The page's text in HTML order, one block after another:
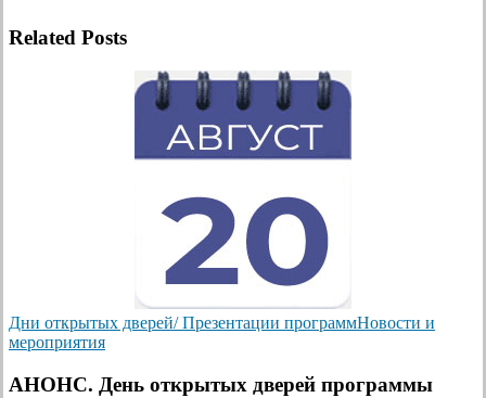
Related Posts
Дни открытых дверей/ Презентации программНовости и
мероприятия
АНОНС. День открытых дверей программы